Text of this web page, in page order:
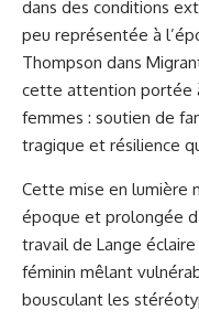
dans des conditions
peu représentée à
Thompson dans
cette attention portée
femmes : soutien de
tragique et résilience
Cette mise en lumière
époque et prolongée
travail de Lange
féminin mêlant
bousculant les